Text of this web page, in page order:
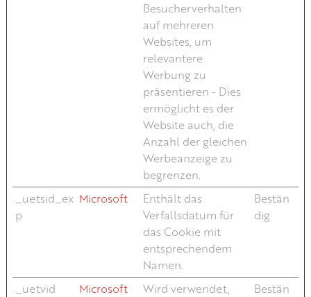
Besucherverhalten
auf mehreren
Websites, um
relevantere
Werbung zu
präsentieren - Dies
ermöglicht es der
Website auch, die
Anzahl der gleichen
Werbeanzeige zu
begrenzen.
_uetsid_ex
p
Microsoft
Enthält das
Verfallsdatum für
das Cookie mit
entsprechendem
Namen.
Bestän
dig
_uetvid Microsoft
Wird verwendet,
Bestän